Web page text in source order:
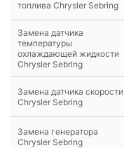
топлива Chrysler Sebring
Замена датчика
температуры
охлаждающей жидкости
Chrysler Sebring
Замена датчика скорости
Chrysler Sebring
Замена генератора
Chrysler Sebring